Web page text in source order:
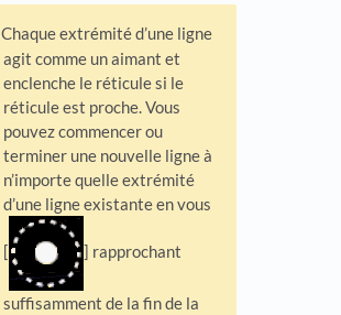
Chaque extrémité d’une ligne
agit comme un aimant et
enclenche le réticule si le
réticule est proche. Vous
pouvez commencer ou
terminer une nouvelle ligne à
n’importe quelle extrémité
d’une ligne existante en vous
[ ] rapprochant
suffisamment de la fin de la